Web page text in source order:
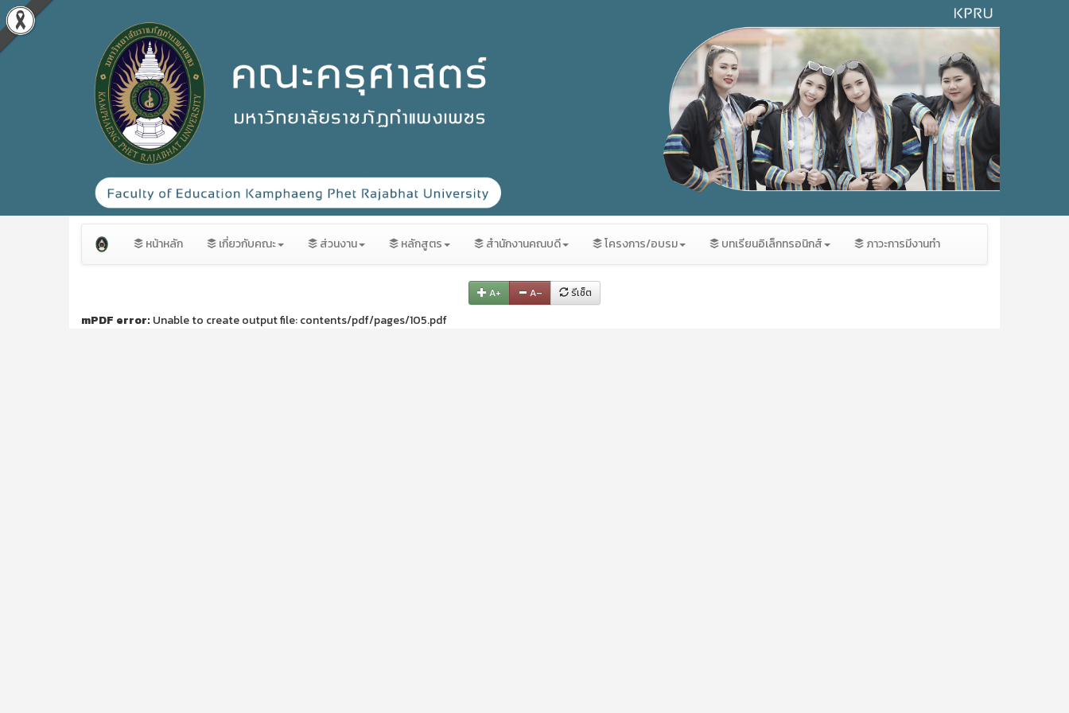
หน้าหลัก เกี่ยวกับคณะ ส่วนงาน หลักสูตร สำนักงานคณบดี โครงการ/อบรม บทเรียนอิเล็กทรอนิกส์ ภาวะการมีงานทำ
A+ A– รีเซ็ต
mPDF error: Unable to create output file: contents/pdf/pages/105.pdf